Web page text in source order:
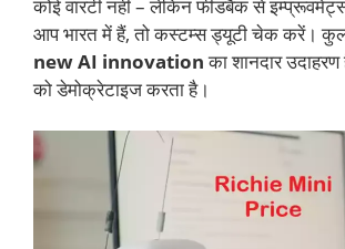
कोई वारंटी नहीं – लेकिन फीडबैक से
आप भारत में हैं, तो कस्टम्स ड्यूटी चेक करें।
new AI innovationका शानदार उदाहरण
को डेमोक्रेटाइज करता है।